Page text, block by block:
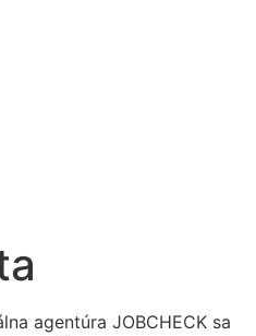
agentúra JOBCHECK sa